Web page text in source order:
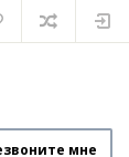
мне